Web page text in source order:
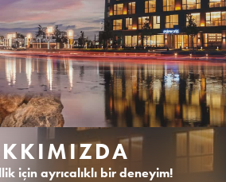
için ayrıcalıklı bir deneyim!